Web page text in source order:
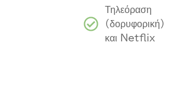
Τηλεόραση
(δορυφορική)
και Netflix